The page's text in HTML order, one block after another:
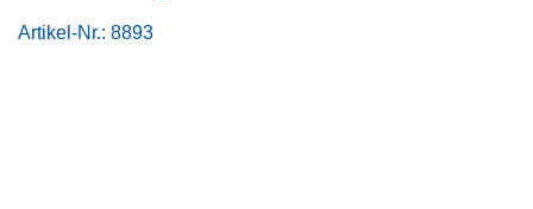
Artikel-Nr.: 8893